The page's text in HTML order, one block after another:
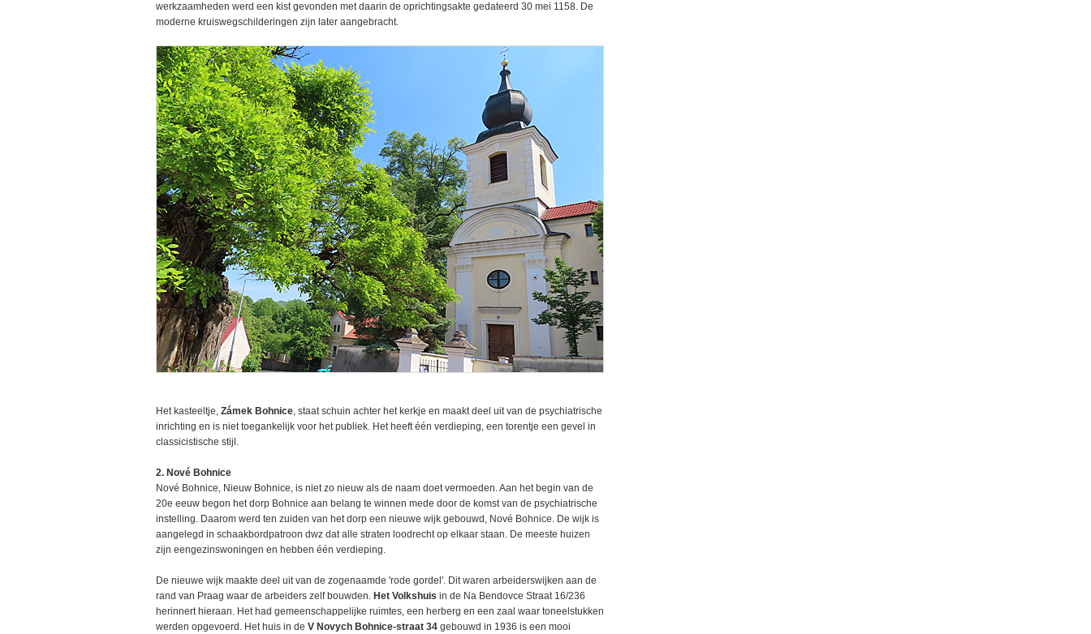
werkzaamheden werd een kist gevonden met daarin de oprichtingsakte gedateerd 30 mei 1158. De
moderne kruiswegschilderingen zijn later aangebracht.
Het kasteeltje, Zámek Bohnice, staat schuin achter het kerkje en maakt deel uit van de psychiatrische
inrichting en is niet toegankelijk voor het publiek. Het heeft één verdieping, een torentje een gevel in
classicistische stijl.
2. Nové Bohnice
Nové Bohnice, Nieuw Bohnice, is niet zo nieuw als de naam doet vermoeden. Aan het begin van de
20e eeuw begon het dorp Bohnice aan belang te winnen mede door de komst van de psychiatrische
instelling. Daarom werd ten zuiden van het dorp een nieuwe wijk gebouwd, Nové Bohnice. De wijk is
aangelegd in schaakbordpatroon dwz dat alle straten loodrecht op elkaar staan. De meeste huizen
zijn eengezinswoningen en hebben één verdieping.
De nieuwe wijk maakte deel uit van de zogenaamde 'rode gordel'. Dit waren arbeiderswijken aan de
rand van Praag waar de arbeiders zelf bouwden. Het Volkshuis in de Na Bendovce Straat 16/236
herinnert hieraan. Het had gemeenschappelijke ruimtes, een herberg en een zaal waar toneelstukken
werden opgevoerd. Het huis in de V Novych Bohnice-straat 34 gebouwd in 1936 is een mooi